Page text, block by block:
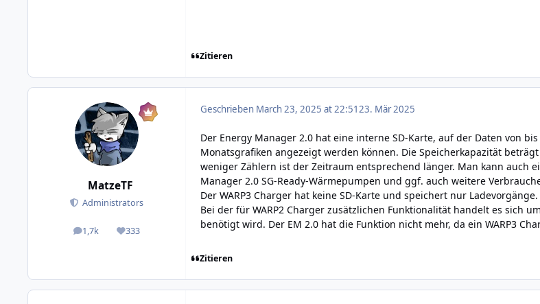
Zitieren
MatzeTF
Administrators
1,7k
posts 333
Reputation
Geschrieben March 23, 2025 at 22:5123. Mär 2025
Der Energy Manager 2.0 hat eine interne SD-Karte, auf der Daten von
Monatsgrafiken angezeigt werden können. Die Speicherkapazität
weniger Zählern ist der Zeitraum entsprechend länger. Man kann auch
Manager 2.0 SG-Ready-Wärmepumpen und ggf. auch weitere
Der WARP3 Charger hat keine SD-Karte und speichert nur Ladevorgänge.
Bei der für WARP2 Charger zusätzlichen Funktionalität handelt es sich
benötigt wird. Der EM 2.0 hat die Funktion nicht mehr, da ein WARP3
Zitieren